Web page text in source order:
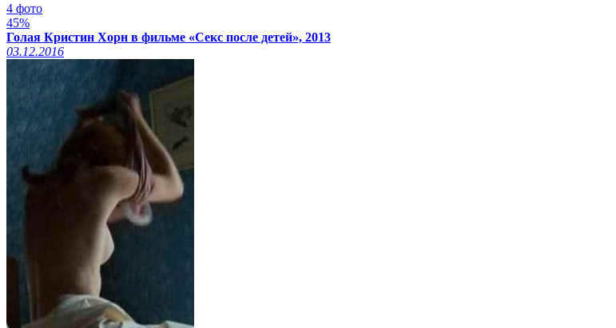
4 фото
45%
Голая Кристин Хорн в фильме «Секс после детей», 2013
03.12.2016